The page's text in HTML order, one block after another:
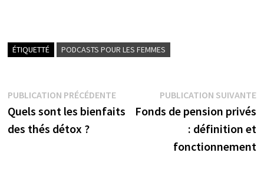
ÉTIQUETTÉ PODCASTS POUR LES FEMMES
Navigation
de
PUBLICATION PRÉCÉDENTEPublication
précédente :
Quels sont les bienfaits
des thés détox ?
PUBLICATION SUIVANTE
Fonds de pension privés
: définition et
fonctionnement